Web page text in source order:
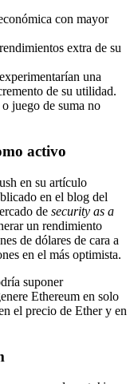
con mayor
extra de su
una
de su utilidad.
juego de suma no
activo
en su artículo
en el blog del
de security as a
un rendimiento
de dólares de cara a
en el más optimista.
suponer
Ethereum en solo
el precio de Ether y en